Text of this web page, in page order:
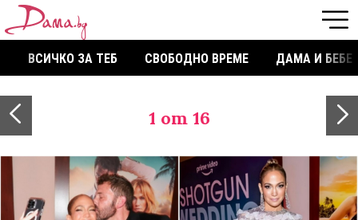
ВСИЧКО ЗА ТЕБ СВОБОДНО ВРЕМЕ ДАМА И БЕБЕ
1 от 16